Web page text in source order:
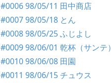
#0006 98/05/11 田中商店
#0007 98/05/18 とん
#0008 98/05/25 ふじよし
#0009 98/06/01 乾杯（サンテ）
#0010 98/06/08 田園
#0011 98/06/15 チュウス